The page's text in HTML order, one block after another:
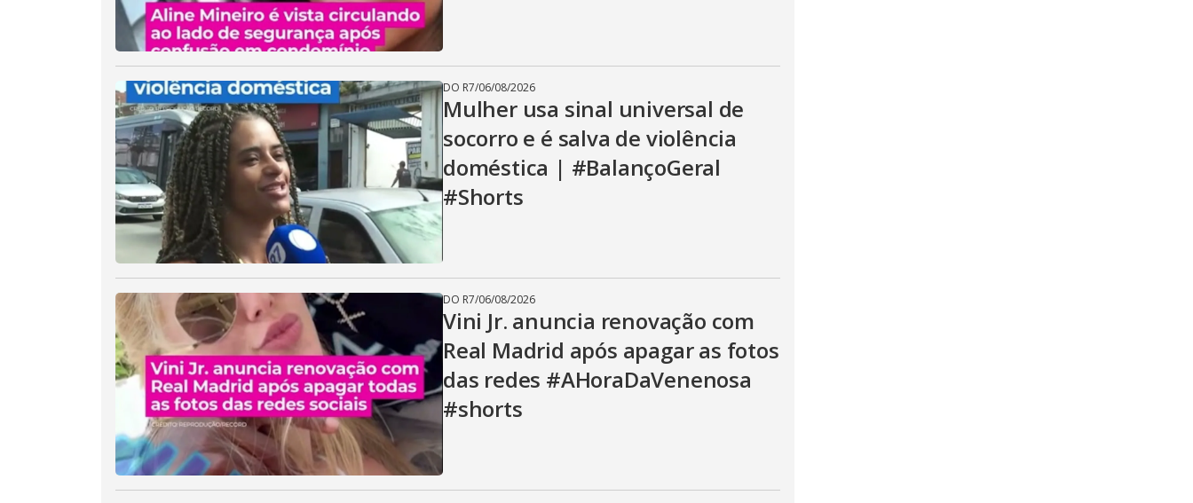
DO R7/06/08/2026
Mulher usa sinal universal de
socorro e é salva de violência
doméstica | #BalançoGeral
#Shorts
DO R7/06/08/2026
Vini Jr. anuncia renovação com
Real Madrid após apagar as fotos
das redes #AHoraDaVenenosa
#shorts